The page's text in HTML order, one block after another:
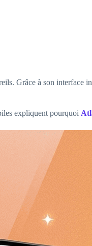
Grâce à son interface
expliquent pourquoi